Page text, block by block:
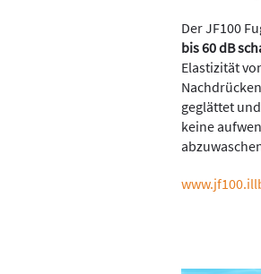
Der JF100
bis 60 dB
Elastizität
geglättet
keine